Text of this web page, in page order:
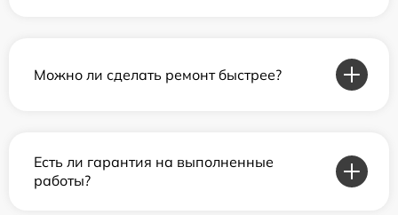
Можно ли сделать ремонт быстрее?
Есть ли гарантия на выполненные
работы?